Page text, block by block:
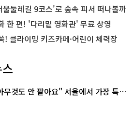
둘레길 9코스'로 숲속 피서 떠나볼까
한 편! '다리밑 영화관' 무료 상영
! 클라이밍 키즈카페·어린이 체력장
무것도 안 팔아요" 서울에서 가장 특별